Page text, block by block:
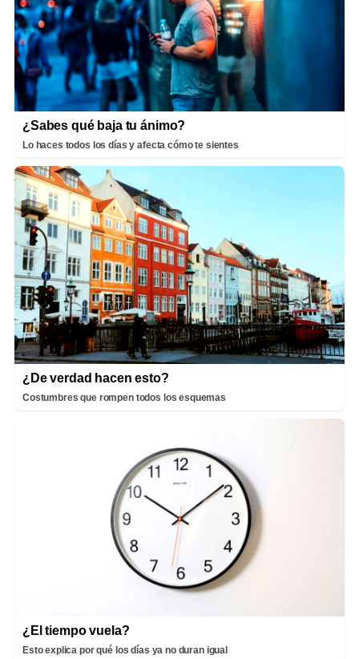
¿Sabes qué baja tu ánimo?
Lo haces todos los días y afecta cómo te sientes
¿De verdad hacen esto?
Costumbres que rompen todos los esquemas
¿El tiempo vuela?
Esto explica por qué los días ya no duran igual